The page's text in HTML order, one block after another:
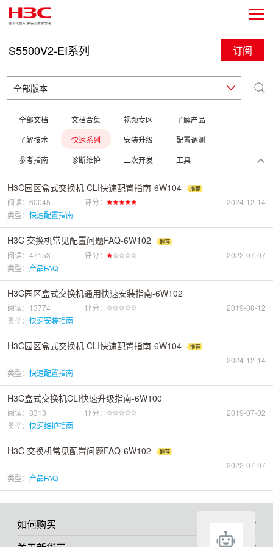
S5500V2-EI系列 订阅
全部文档 文档合集 视频专区
了解产品
了解技术
快速系列 安装升级
配置调测
参考指南
诊断维护 二次开发 工具
H3C园区盒式交换机 CLI快速配置指南-6W104
阅读：60045 评分：
2024-12-14
类型： 快速配置指南
H3C 交换机常见配置问题FAQ-6W102
阅读：47153 评分：
2022-07-07
类型： 产品FAQ
H3C园区盒式交换机通用快速安装指南-6W102
阅读：13774 评分：
2019-08-12
类型： 快速安装指南
H3C园区盒式交换机 CLI快速配置指南-6W104
2024-12-14
类型： 快速配置指南
H3C盒式交换机CLI快速升级指南-6W100
阅读：8313 评分：
2019-07-02
类型： 快速维护指南
H3C 交换机常见配置问题FAQ-6W102
2022-07-07
类型： 产品FAQ
如何购买